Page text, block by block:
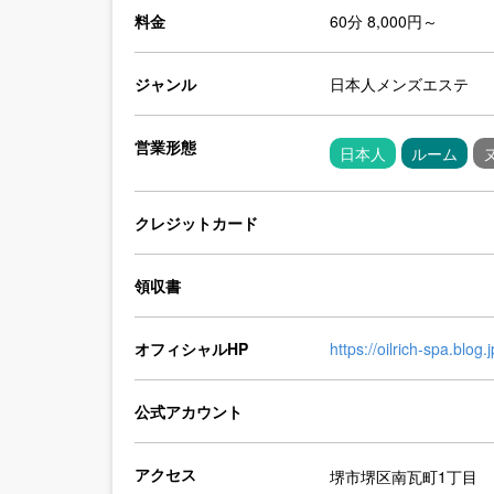
料金 60分 8,000円～
ジャンル 日本人メンズエステ
営業形態 日本人 ルーム
クレジットカード
領収書
オフィシャルHP https://oilrich-
公式アカウント
アクセス 堺市堺区南瓦町1丁目